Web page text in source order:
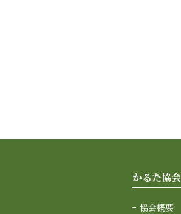
かるた協
協会概要